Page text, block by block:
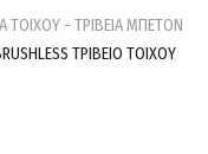
ΤΟΙΧΟΥ - ΤΡΙΒΕΙΑ ΜΠΕΤΟΝ
ΤΡΙΒΕΙΟ ΤΟΙΧΟΥ